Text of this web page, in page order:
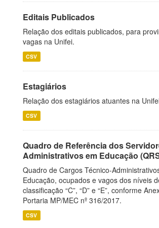
Editais Publicados
Relação dos editais publicados, para
vagas na Unifei.
CSV
Estagiários
Relação dos estagiários atuantes na
CSV
Quadro de Referência dos
Administrativos em Educação
Quadro de Cargos Técnico-
Educação, ocupados e vagos dos níveis
classificação “C”, “D” e “E”, conforme
Portaria MP/MEC nº 316/2017.
CSV